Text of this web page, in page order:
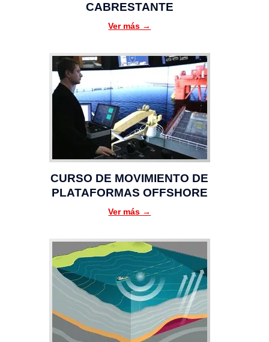
CABRESTANTE
Ver más →
CURSO DE MOVIMIENTO DE
PLATAFORMAS OFFSHORE
Ver más →